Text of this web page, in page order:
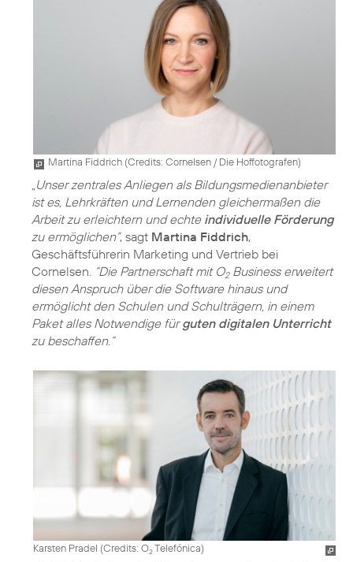
Martina Fiddrich (Credits: Cornelsen / Die Hoffotografen)
„Unser zentrales Anliegen als Bildungsmedienanbieter
ist es, Lehrkräften und Lernenden gleichermaßen die
Arbeit zu erleichtern und echte individuelle Förderung
zu ermöglichen”, sagt Martina Fiddrich,
Geschäftsführerin Marketing und Vertrieb bei
Cornelsen. “Die Partnerschaft mit O2Business erweitert
diesen Anspruch über die Software hinaus und
ermöglicht den Schulen und Schulträgern, in einem
Paket alles Notwendige fürguten digitalen Unterricht
zu beschaffen.“
Karsten Pradel (Credits: O2Telefónica)